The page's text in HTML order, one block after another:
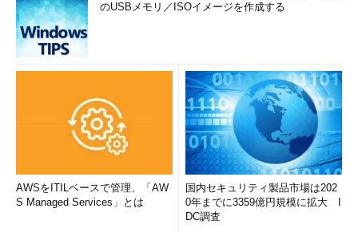
のUSBメモリ／ISOイメージを作成する
AWSをITILベースで管理、「AW
S Managed Services」とは
国内セキュリティ製品市場は202
0年までに3359億円規模に拡大 I
DC調査